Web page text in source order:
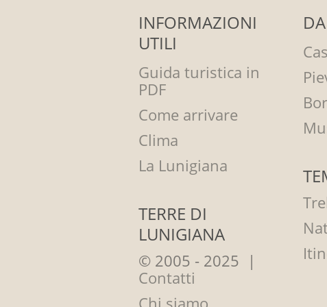
INFORMAZIONI
UTILI
Guida turistica in
PDF
Come arrivare
Clima
La Lunigiana
TERRE DI
LUNIGIANA
© 2005 - 2025 |
Contatti
Chi siamo